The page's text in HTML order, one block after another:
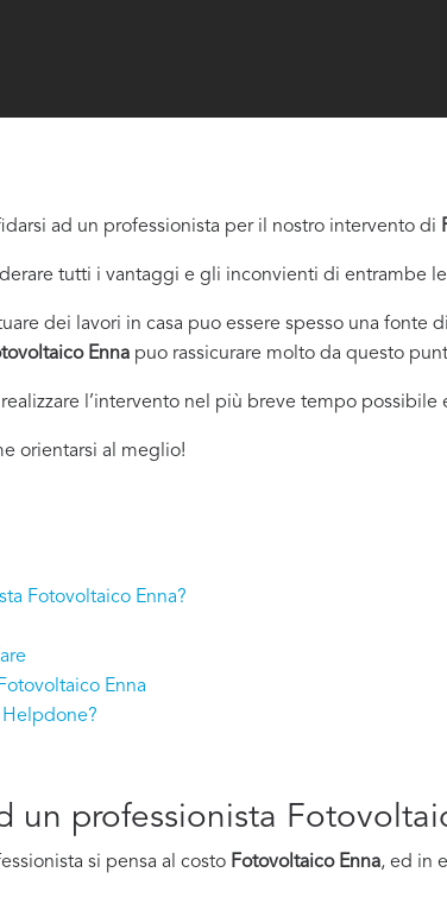
ad un professionista per il nostro intervento di
tutti i vantaggi e gli inconvienti di entrambe
dei lavori in casa puo essere spesso una fonte
Enna puo rassicurare molto da questo
l’intervento nel più breve tempo
orientarsi al meglio!
Fotovoltaico Enna?
Enna
Helpdone?
un professionista
si pensa al costo Fotovoltaico Enna, ed in